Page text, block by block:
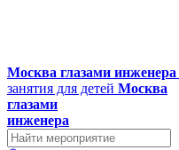
Москва глазами инженера
занятия для детей Москва
глазами
инженера